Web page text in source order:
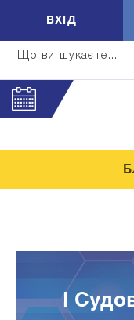
Що ви шукаєте...
ВXIД
I